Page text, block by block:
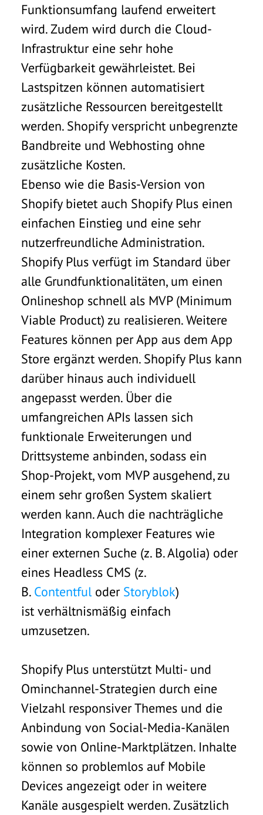
Funktionsumfang laufend erweitert
wird. Zudem wird durch die Cloud-
Infrastruktur eine sehr hohe
Verfügbarkeit gewährleistet. Bei
Lastspitzen können automatisiert
zusätzliche Ressourcen bereitgestellt
werden. Shopify verspricht unbegrenzte
Bandbreite und Webhosting ohne
zusätzliche Kosten.
Ebenso wie die Basis-Version von
Shopify bietet auch Shopify Plus einen
einfachen Einstieg und eine sehr
nutzerfreundliche Administration.
Shopify Plus verfügt im Standard über
alle Grundfunktionalitäten, um einen
Onlineshop schnell als MVP (Minimum
Viable Product) zu realisieren. Weitere
Features können per App aus dem App
Store ergänzt werden. Shopify Plus kann
darüber hinaus auch individuell
angepasst werden. Über die
umfangreichen APIs lassen sich
funktionale Erweiterungen und
Drittsysteme anbinden, sodass ein
Shop-Projekt, vom MVP ausgehend, zu
einem sehr großen System skaliert
werden kann. Auch die nachträgliche
Integration komplexer Features wie
einer externen Suche (z. B. Algolia) oder
eines Headless CMS (z.
B. Contentfuloder Storyblok)
ist verhältnismäßig einfach
umzusetzen.
Shopify Plus unterstützt Multi- und
Ominchannel-Strategien durch eine
Vielzahl responsiver Themes und die
Anbindung von Social-Media-Kanälen
sowie von Online-Marktplätzen. Inhalte
können so problemlos auf Mobile
Devices angezeigt oder in weitere
Kanäle ausgespielt werden. Zusätzlich